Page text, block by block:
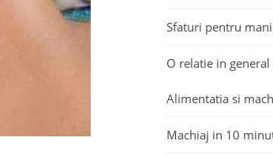
Sfaturi pentru
O relatie in
Alimentatia si
Machiaj in 10